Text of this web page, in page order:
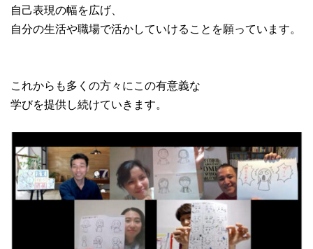
自己表現の幅を広げ、
自分の生活や職場で活かしていけることを願っています。
これからも多くの方々にこの有意義な
学びを提供し続けていきます。